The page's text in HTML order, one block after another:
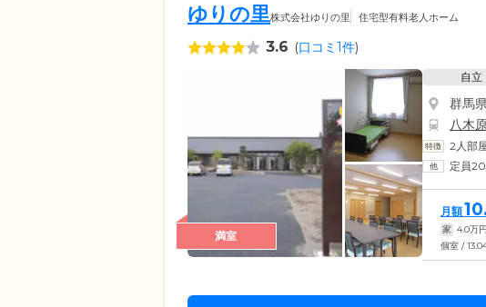
ゆりの里株式会社ゆりの里 住宅型有料老人ホーム
3.6 (口コミ1件)
満室
自立
群馬
八木
2人部
定員
月額
家 4.0万円
個室 /